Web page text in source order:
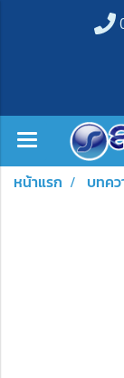
หน้าแรก บทค